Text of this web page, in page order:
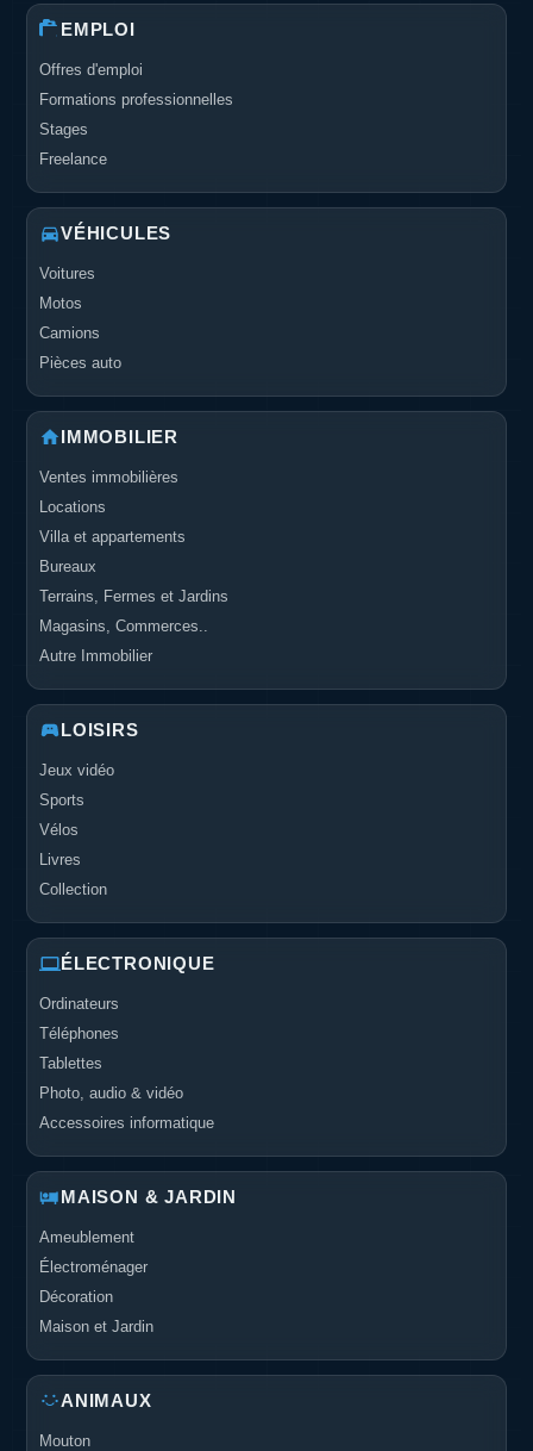
EMPLOI
Offres d'emploi
Formations professionnelles
Stages
Freelance
VÉHICULES
Voitures
Motos
Camions
Pièces auto
IMMOBILIER
Ventes immobilières
Locations
Villa et appartements
Bureaux
Terrains, Fermes et Jardins
Magasins, Commerces..
Autre Immobilier
LOISIRS
Jeux vidéo
Sports
Vélos
Livres
Collection
ÉLECTRONIQUE
Ordinateurs
Téléphones
Tablettes
Photo, audio & vidéo
Accessoires informatique
MAISON & JARDIN
Ameublement
Électroménager
Décoration
Maison et Jardin
ANIMAUX
Mouton